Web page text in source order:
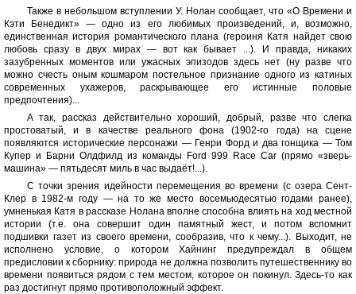
Также в небольшом вступлении У. Нолан сообщает, что «О Времени и
Кэти Бенедикт» — одно из его любимых произведений, и, возможно,
единственная история романтического плана (героиня Катя найдет свою
любовь сразу в двух мирах — вот как бывает ...). И правда, никаких
зазубренных моментов или ужасных эпизодов здесь нет (ну разве что
можно счесть оным кошмаром постельное признание одного из катиных
современных ухажеров, раскрывающее его истинные половые
предпочтения)...
А так, рассказ действительно хороший, добрый, разве что слегка
простоватый, и в качестве реального фона (1902-го года) на сцене
появляются исторические персонажи — Генри Форд и два гонщика — Том
Купер и Барни Олдфилд из команды Ford 999 Race Car (прямо «зверь-
машина» — пятьдесят миль в час выдаёт!...).
С точки зрения идейности перемещения во времени (с озера Сент-
Клер в 1982-м году — на то же место восемьюдесятью годами ранее),
умненькая Катя в рассказе Нолана вполне способна влиять на ход местной
истории (т.е. она совершит один памятный жест, и потом вспомнит
подшивки газет из своего времени, сообразив, что к чему...). Выходит, не
исполнено условие, о котором Хайнинг предупреждал в общем
предисловии к сборнику: природа не должна позволить путешественнику во
времени появиться рядом с тем местом, которое он покинул. Здесь-то как
раз достигнут прямо противоположный эффект.